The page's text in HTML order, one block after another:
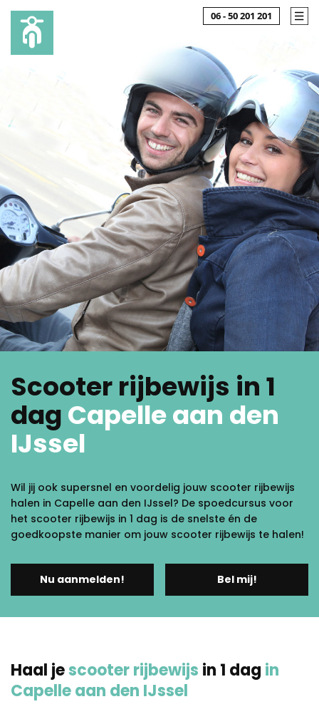
06 - 50 201 201
Scooter rijbewijs in 1
dagCapelle aan den
IJssel
Wil jij ook supersnel en voordelig jouw scooter rijbewijs
halen in Capelle aan den IJssel? De spoedcursus voor
het scooter rijbewijs in 1 dag is de snelste én de
goedkoopste manier om jouw scooter rijbewijs te halen!
Nu aanmelden! Bel mij!
Haal jescooter rijbewijs in 1 dag in
Capelle aan den IJssel